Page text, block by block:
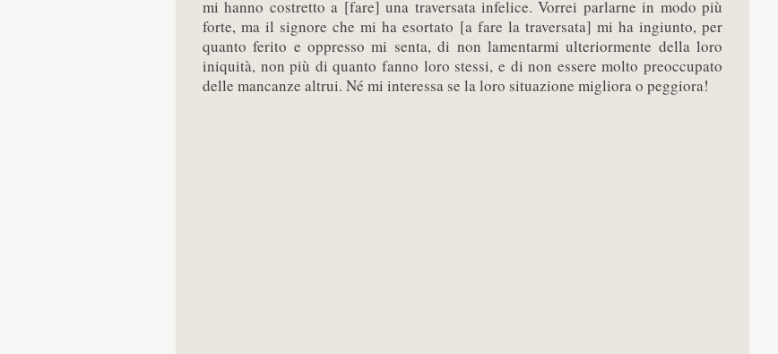
mi hanno costretto a [fare] una traversata infelice. Vorrei parlarne in modo più
forte, ma il signore che mi ha esortato [a fare la traversata] mi ha ingiunto, per
quanto ferito e oppresso mi senta, di non lamentarmi ulteriormente della loro
iniquità, non più di quanto fanno loro stessi, e di non essere molto preoccupato
delle mancanze altrui. Né mi interessa se la loro situazione migliora o peggiora!